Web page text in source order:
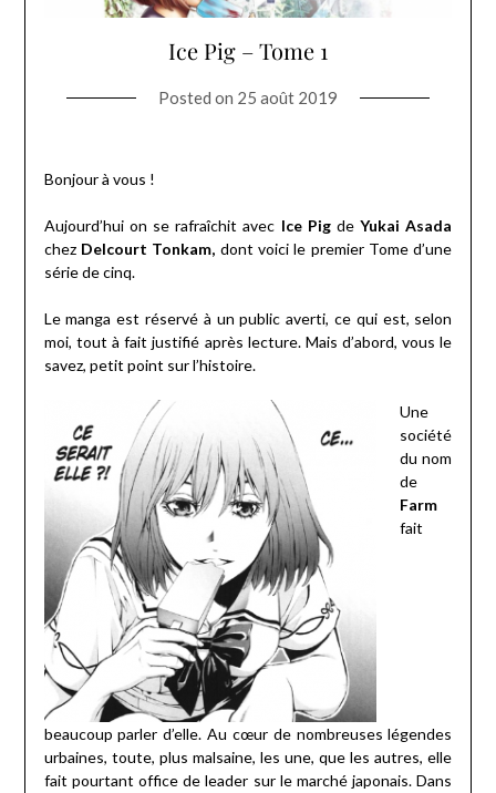
Ice Pig – Tome 1
Posted on 25 août 2019
Bonjour à vous !
Aujourd’hui on se rafraîchit avec Ice PigdeYukai Asada
chez Delcourt Tonkam, dont voici le premier Tome d’une
série de cinq.
Le manga est réservé à un public averti, ce qui est, selon
moi, tout à fait justifié après lecture. Mais d’abord, vous le
savez, petit point sur l’histoire.
Une
société
du nom
de
Farm
fait
beaucoup parler d’elle. Au cœur de nombreuses légendes
urbaines, toute, plus malsaine, les une, que les autres, elle
fait pourtant office de leader sur le marché japonais. Dans